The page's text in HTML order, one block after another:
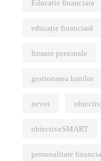
Educatie financiara
educație financiară
finante personale
gestionarea banilor
nevoi
obiectiveSMART
personalitate